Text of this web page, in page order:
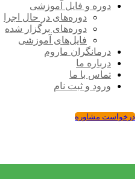
دوره و فایل آموزشی
دوره‌های در حال اجرا
دوره‌های برگزار شده
فایل‌های آموزشی
درمانگران ماروم
درباره ما
تماس با ما
ورود و ثبت نام
درخواست مشاوره